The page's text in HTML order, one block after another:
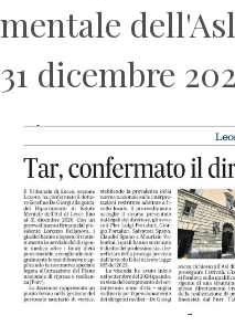
mentale
31 dicembre